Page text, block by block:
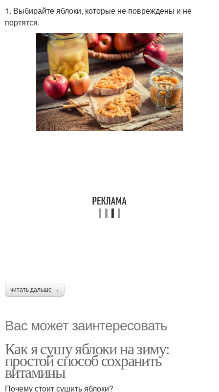
1. Выбирайте яблоки, которые не повреждены и не
портятся.
читать дальше →
Вас может заинтересовать
Как я сушу яблоки на зиму:
простой способ сохранить
витамины
Почему стоит сушить яблоки?